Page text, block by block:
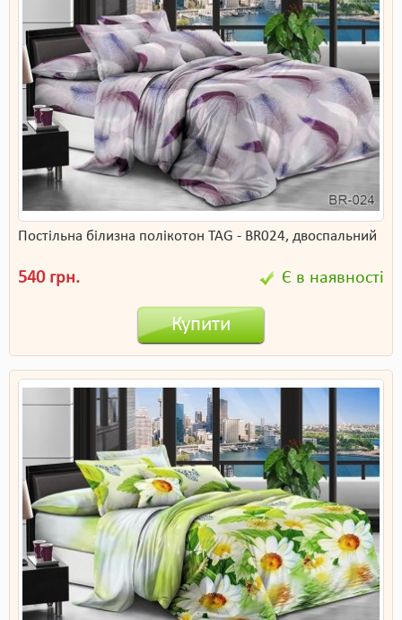
Постільна білизна полікотон TAG - BR024, двоспальний
540 грн. Є в наявності
Купити